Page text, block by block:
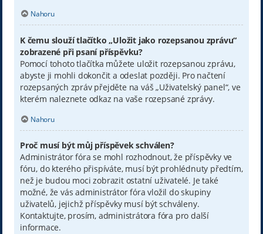
Nahoru
K čemu slouží tlačítko „Uložit jako rozepsanou zprávu“
zobrazené při psaní příspěvku?
Pomocí tohoto tlačítka můžete uložit rozepsanou zprávu,
abyste ji mohli dokončit a odeslat později. Pro načtení
rozepsaných zpráv přejděte na váš „Uživatelský panel“, ve
kterém naleznete odkaz na vaše rozepsané zprávy.
Nahoru
Proč musí být můj příspěvek schválen?
Administrátor fóra se mohl rozhodnout, že příspěvky ve
fóru, do kterého přispíváte, musí být prohlédnuty předtím,
než je budou moci zobrazit ostatní uživatelé. Je také
možné, že vás administrátor fóra vložil do skupiny
uživatelů, jejichž příspěvky musí být schváleny.
Kontaktujte, prosím, administrátora fóra pro další
informace.